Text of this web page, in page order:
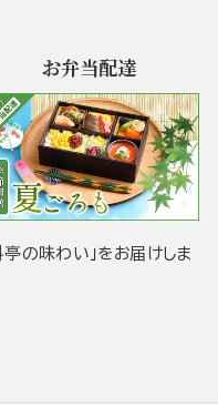
お弁当配達
亭の味わい」をお届けしま